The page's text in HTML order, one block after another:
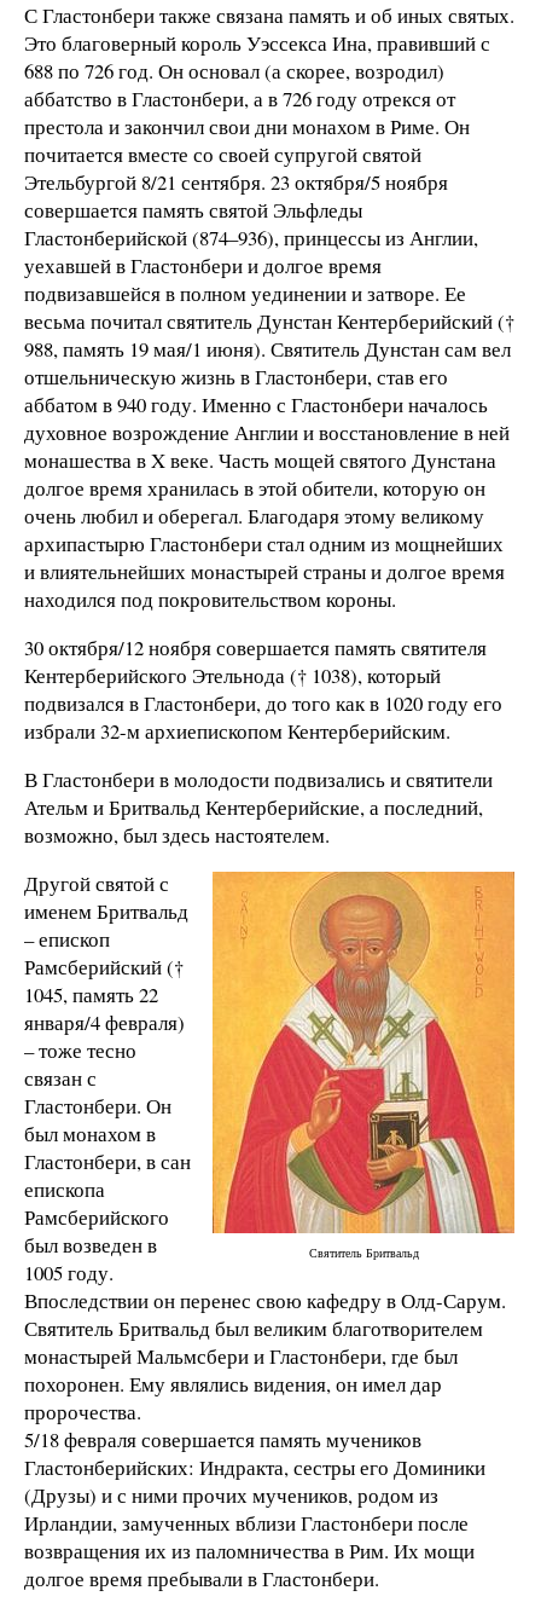
С Гластонбери также связана память и об иных святых.
Это благоверный король Уэссекса Ина, правивший с
688 по 726 год. Он основал (а скорее, возродил)
аббатство в Гластонбери, а в 726 году отрекся от
престола и закончил свои дни монахом в Риме. Он
почитается вместе со своей супругой святой
Этельбургой 8/21 сентября. 23 октября/5 ноября
совершается память святой Эльфледы
Гластонберийской (874–936), принцессы из Англии,
уехавшей в Гластонбери и долгое время
подвизавшейся в полном уединении и затворе. Ее
весьма почитал святитель Дунстан Кентерберийский (†
988, память 19 мая/1 июня). Святитель Дунстан сам вел
отшельническую жизнь в Гластонбери, став его
аббатом в 940 году. Именно с Гластонбери началось
духовное возрождение Англии и восстановление в ней
монашества в X веке. Часть мощей святого Дунстана
долгое время хранилась в этой обители, которую он
очень любил и оберегал. Благодаря этому великому
архипастырю Гластонбери стал одним из мощнейших
и влиятельнейших монастырей страны и долгое время
находился под покровительством короны.
30 октября/12 ноября совершается память святителя
Кентерберийского Этельнода († 1038), который
подвизался в Гластонбери, до того как в 1020 году его
избрали 32-м архиепископом Кентерберийским.
В Гластонбери в молодости подвизались и святители
Ательм и Бритвальд Кентерберийские, а последний,
возможно, был здесь настоятелем.
Святитель Бритвальд
Другой святой с
именем Бритвальд
– епископ
Рамсберийский (†
1045, память 22
января/4 февраля)
– тоже тесно
связан с
Гластонбери. Он
был монахом в
Гластонбери, в сан
епископа
Рамсберийского
был возведен в
1005 году.
Впоследствии он перенес свою кафедру в Олд-Сарум.
Святитель Бритвальд был великим благотворителем
монастырей Мальмсбери и Гластонбери, где был
похоронен. Ему являлись видения, он имел дар
пророчества.
5/18 февраля совершается память мучеников
Гластонберийских: Индракта, сестры его Доминики
(Друзы) и с ними прочих мучеников, родом из
Ирландии, замученных вблизи Гластонбери после
возвращения их из паломничества в Рим. Их мощи
долгое время пребывали в Гластонбери.